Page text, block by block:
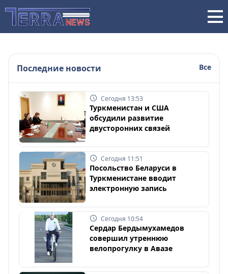
Последние новости Все
Сегодня 13:53
Туркменистан и США
обсудили развитие
двусторонних связей
Сегодня 11:51
Посольство Беларуси в
Туркменистане вводит
электронную запись
Сегодня 10:54
Сердар Бердымухамедов
совершил утреннюю
велопрогулку в Авазе